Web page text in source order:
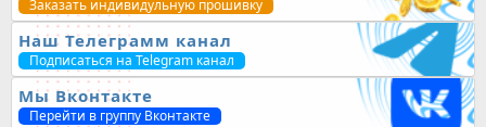
Заказать индивидульную прошивку
Наш Телеграмм канал
Подписаться на Telegram канал
Мы Вконтакте
Перейти в группу Вконтакте